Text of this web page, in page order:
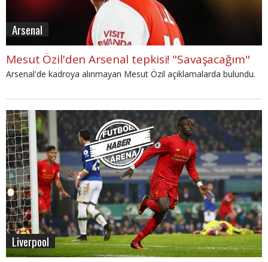
Arsenal
Mesut Özil'den Arsenal tepkisi! "Savaşacağım"
Arsenal'de kadroya alınmayan Mesut Özil açıklamalarda bulundu.
Liverpool